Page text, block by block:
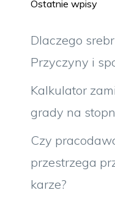
Ostatnie wpisy
Dlaczego
Przyczyny i
Kalkulator
grady na
Czy
przestrzega
karze?